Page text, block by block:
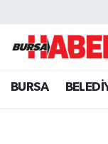
BURSA
Hava
Trafik
Süper Lig